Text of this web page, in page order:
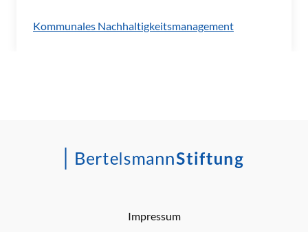
Kommunales Nachhaltigkeitsmanagement
Impressum